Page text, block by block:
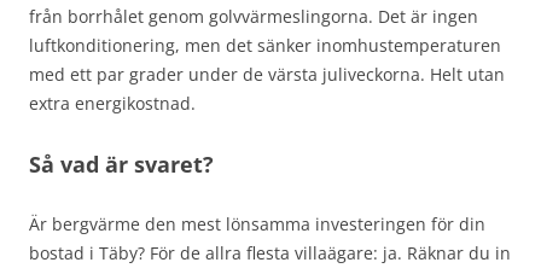
från borrhålet genom golvvärmeslingorna. Det är ingen
luftkonditionering, men det sänker inomhustemperaturen
med ett par grader under de värsta juliveckorna. Helt utan
extra energikostnad.
Så vad är svaret?
Är bergvärme den mest lönsamma investeringen för din
bostad i Täby? För de allra flesta villaägare: ja. Räknar du in